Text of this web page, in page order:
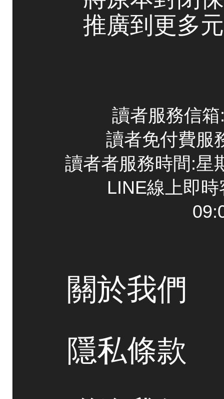
推廣到更多
讀者服務信
讀者免付費服
讀者者服務時間:星
LINE線上即
關於我們
隱私條款